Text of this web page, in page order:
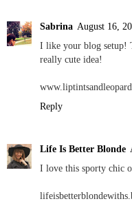
Sabrina August 16,
I like your blog setup!
really cute idea!
Reply
Life Is Better Blonde
I love this sporty chic